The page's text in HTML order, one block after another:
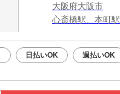
大阪府大阪市
心斎橋駅、本町駅
日払いOK 週払いOK